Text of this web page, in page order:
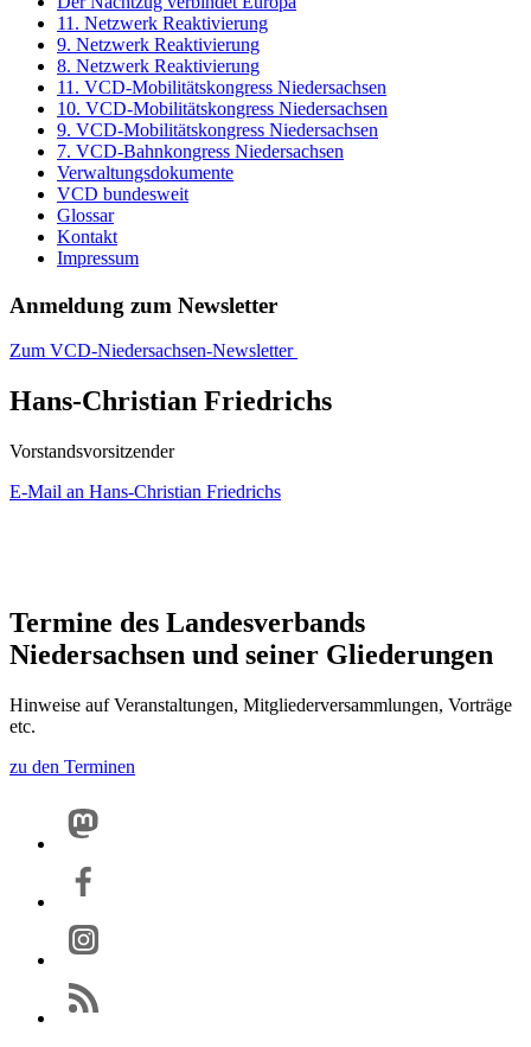
11. Netzwerk Reaktivierung
9. Netzwerk Reaktivierung
8. Netzwerk Reaktivierung
11. VCD-Mobilitätskongress Niedersachsen
10. VCD-Mobilitätskongress Niedersachsen
9. VCD-Mobilitätskongress Niedersachsen
7. VCD-Bahnkongress Niedersachsen
Verwaltungsdokumente
VCD bundesweit
Glossar
Kontakt
Impressum
Anmeldung zum Newsletter
Zum VCD-Niedersachsen-Newsletter
Hans-Christian Friedrichs
Vorstandsvorsitzender
E-Mail an Hans-Christian Friedrichs
Termine des Landesverbands
Niedersachsen und seiner Gliederungen
Hinweise auf Veranstaltungen, Mitgliederversammlungen, Vorträge
etc.
zu den Terminen